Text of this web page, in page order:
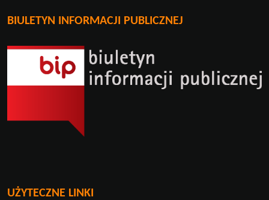
BIULETYN INFORMACJI PUBLICZNEJ
UŻYTECZNE LINKI